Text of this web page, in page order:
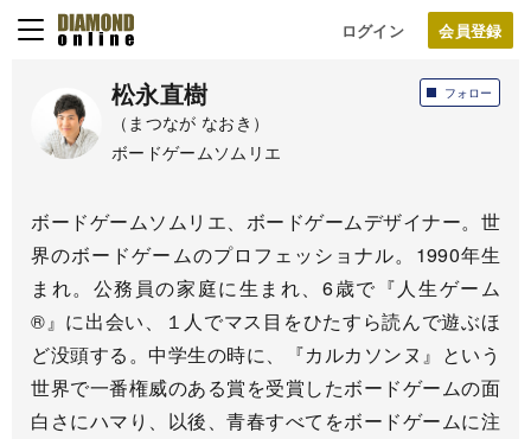
ログイン
フォロー
松永直樹
（まつなが なおき）
ボードゲームソムリエ
ボードゲームソムリエ、ボードゲームデザイナー。世
界のボードゲームのプロフェッショナル。1990年生
まれ。公務員の家庭に生まれ、6歳で『人生ゲーム
®』に出会い、１人でマス目をひたすら読んで遊ぶほ
ど没頭する。中学生の時に、『カルカソンヌ』という
世界で一番権威のある賞を受賞したボードゲームの面
白さにハマり、以後、青春すべてをボードゲームに注